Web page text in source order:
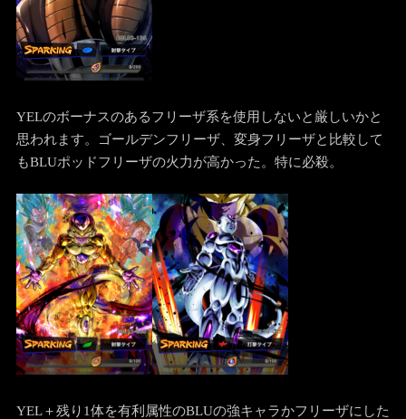
YELのボーナスのあるフリーザ系を使用しないと厳しいかと
思われます。ゴールデンフリーザ、変身フリーザと比較して
もBLUポッドフリーザの火力が高かった。特に必殺。
YEL＋残り1体を有利属性のBLUの強キャラかフリーザにした